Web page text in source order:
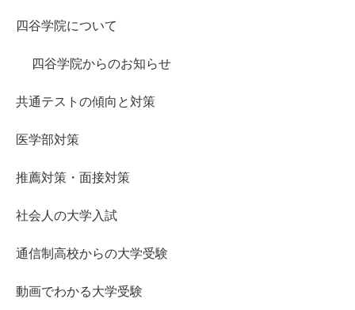
四谷学院について
四谷学院からのお知らせ
共通テストの傾向と対策
医学部対策
推薦対策・面接対策
社会人の大学入試
通信制高校からの大学受験
動画でわかる大学受験